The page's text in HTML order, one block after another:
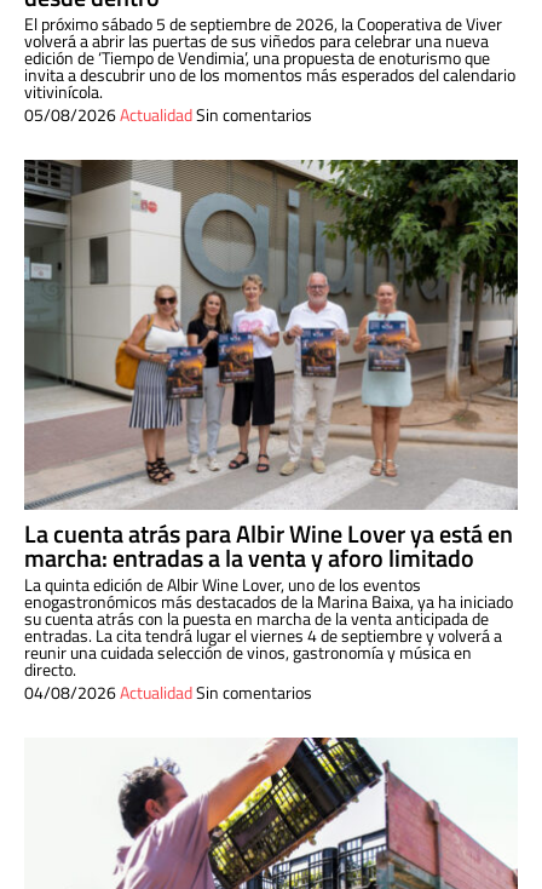
El próximo sábado 5 de septiembre de 2026, la Cooperativa de Viver
volverá a abrir las puertas de sus viñedos para celebrar una nueva
edición de ‘Tiempo de Vendimia’, una propuesta de enoturismo que
invita a descubrir uno de los momentos más esperados del calendario
vitivinícola.
05/08/2026ActualidadSin comentarios
La cuenta atrás para Albir Wine Lover ya está en
marcha: entradas a la venta y aforo limitado
La quinta edición de Albir Wine Lover, uno de los eventos
enogastronómicos más destacados de la Marina Baixa, ya ha iniciado
su cuenta atrás con la puesta en marcha de la venta anticipada de
entradas. La cita tendrá lugar el viernes 4 de septiembre y volverá a
reunir una cuidada selección de vinos, gastronomía y música en
directo.
04/08/2026ActualidadSin comentarios